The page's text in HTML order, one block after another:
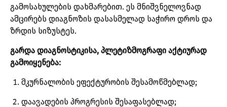
გამოსახულების დახმარებით. ეს მნიშვნელოვნად
ამცირებს დიაგნოზის დასასმელად საჭირო დროს და
ზრდის სიზუსტეს.
გარდა დიაგნოსტიკისა, პლეტიზმოგრაფი აქტიურად
გამოიყენება:
მკურნალობის ეფექტურობის შესამოწმებლად;
დაავადების პროგრესის შესაფასებლად;